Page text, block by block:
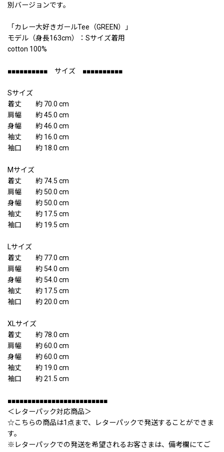
別バージョンです。
「カレー大好きガールTee（GREEN）」
モデル（身長163cm）：Sサイズ着用
cotton 100%
■■■■■■■■■■ サイズ ■■■■■■■■■■
Sサイズ
着丈 約 70.0 cm
肩幅 約 45.0 cm
身幅 約 46.0 cm
袖丈 約 16.0 cm
袖口 約 18.0 cm
Mサイズ
着丈 約 74.5 cm
肩幅 約 50.0 cm
身幅 約 50.0 cm
袖丈 約 17.5 cm
袖口 約 19.5 cm
Lサイズ
着丈 約 77.0 cm
肩幅 約 54.0 cm
身幅 約 54.0 cm
袖丈 約 17.5 cm
袖口 約 20.0 cm
XLサイズ
着丈 約 78.0 cm
肩幅 約 60.0 cm
身幅 約 60.0 cm
袖丈 約 19.0 cm
袖口 約 21.5 cm
■■■■■■■■■■■■■■■■■■■■■■■■■
＜レターパック対応商品＞
☆こちらの商品は1点まで、レターパックで発送することができま
す。
※レターパックでの発送を希望されるお客さまは、備考欄にてご